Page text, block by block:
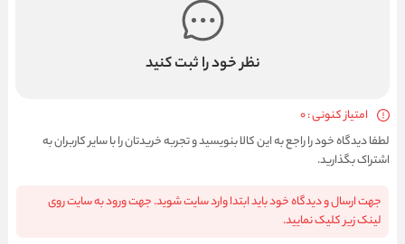
نظر خود را ثبت کنید
امتیاز کنونی : 0
لطفا دیدگاه خود را راجع به این کالا بنویسید و تجربه خریدتان را با سایر کاربران به
اشتراک بگذارید.
جهت ارسال و دیدگاه خود باید ابتدا وارد سایت شوید. جهت ورود به سایت روی
لینک زیر کلیک نمایید.